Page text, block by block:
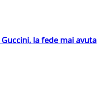
la fede mai avuta